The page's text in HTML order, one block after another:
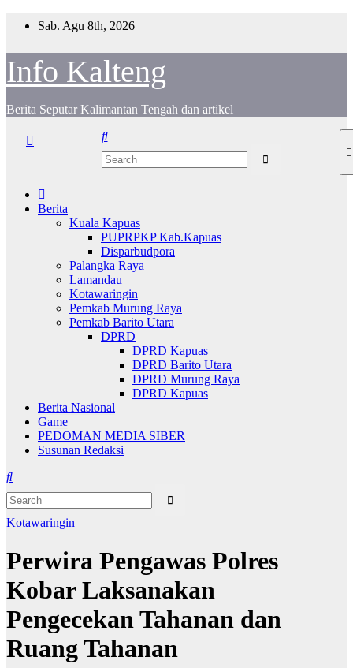
p
o
c
o
Sab. Agu 8th, 2026
Info Kalteng
Berita Seputar Kalimantan Tengah dan artikel
Berita
Kuala Kapuas
PUPRPKP Kab.Kapuas
Disparbudpora
Palangka Raya
Lamandau
Kotawaringin
Pemkab Murung Raya
Pemkab Barito Utara
DPRD
DPRD Kapuas
DPRD Barito Utara
DPRD Murung Raya
DPRD Kapuas
Berita Nasional
Game
PEDOMAN MEDIA SIBER
Susunan Redaksi
Kotawaringin
Perwira Pengawas Polres
Kobar Laksanakan
Pengecekan Tahanan dan
Ruang Tahanan